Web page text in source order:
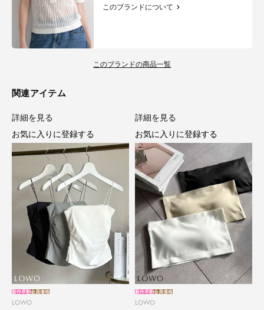
このブランドについて
このブランドの商品一覧
関連アイテム
LOWO
新作早割会員価格
詳細を見る
お気に入りに登録する
LOWO
新作早割会員価格
詳細を見る
お気に入りに登録する